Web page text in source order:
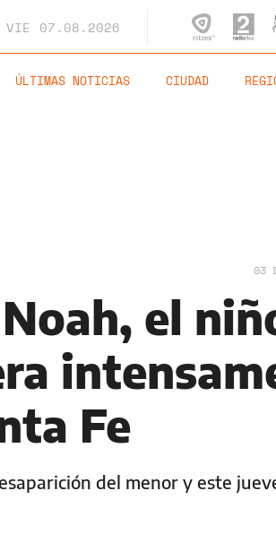
VIE 07.08.2026
ÚLTIMAS NOTICIAS CIUDAD
03
el
Fe
del menor y este